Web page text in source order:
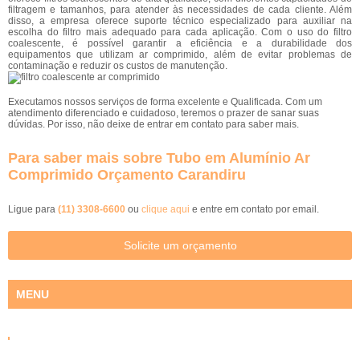
filtragem e tamanhos, para atender às necessidades de cada cliente. Além
disso, a empresa oferece suporte técnico especializado para auxiliar na
escolha do filtro mais adequado para cada aplicação. Com o uso do filtro
coalescente, é possível garantir a eficiência e a durabilidade dos
equipamentos que utilizam ar comprimido, além de evitar problemas de
contaminação e reduzir os custos de manutenção.
Executamos nossos serviços de forma excelente e Qualificada. Com um
atendimento diferenciado e cuidadoso, teremos o prazer de sanar suas
dúvidas. Por isso, não deixe de entrar em contato para saber mais.
Para saber mais sobre Tubo em Alumínio Ar
Comprimido Orçamento Carandiru
Ligue para (11) 3308-6600 ou clique aqui e entre em contato por email.
Solicite um orçamento
MENU